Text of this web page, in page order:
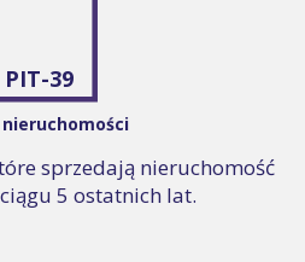
PIT-39
sprzedają nieruchomość
5 ostatnich lat.